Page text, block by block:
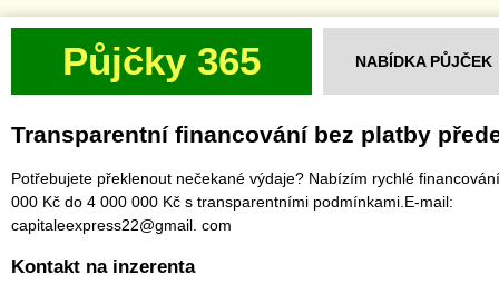
Půjčky 365 NABÍDKA PŮJČEK
Transparentní financování bez platby
Potřebujete překlenout nečekané výdaje? Nabízím rychlé
000 Kč do 4 000 000 Kč s transparentními podmínkami.E-mail:
capitaleexpress22@gmail. com
Kontakt na inzerenta